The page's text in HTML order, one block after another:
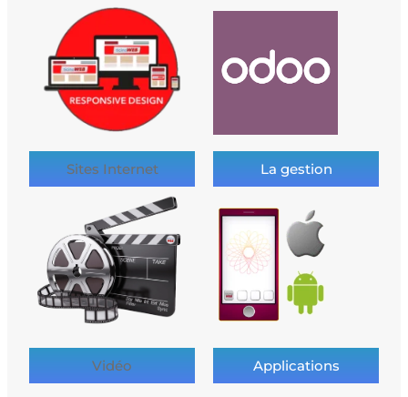
Sites Internet La gestion
Vidéo Applications